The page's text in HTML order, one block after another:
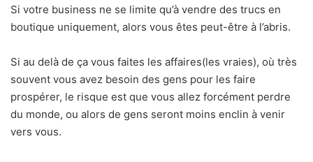
Si votre business ne se limite qu’à vendre des trucs en
boutique uniquement, alors vous êtes peut-être à l’abris.
Si au delà de ça vous faites les affaires(les vraies), où très
souvent vous avez besoin des gens pour les faire
prospérer, le risque est que vous allez forcément perdre
du monde, ou alors de gens seront moins enclin à venir
vers vous.